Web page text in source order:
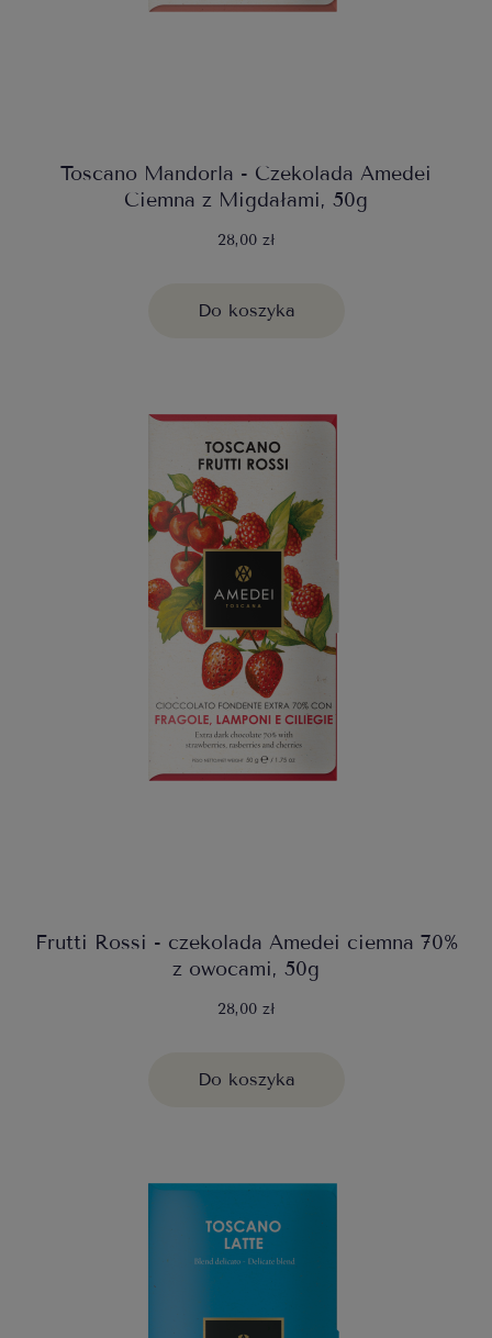
Toscano Mandorla - Czekolada Amedei
Ciemna z Migdałami, 50g
28,00 zł
Do koszyka
Frutti Rossi - czekolada Amedei ciemna 70%
z owocami, 50g
28,00 zł
Do koszyka